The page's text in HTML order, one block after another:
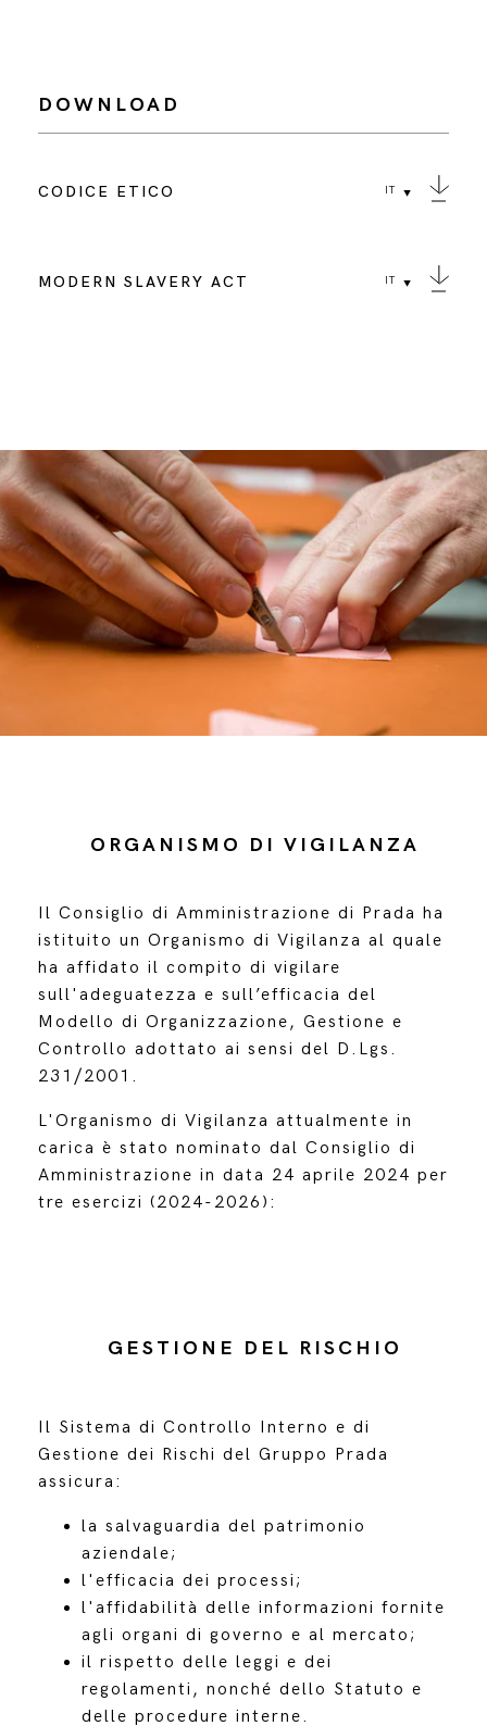
DOWNLOAD
CODICE ETICO IT
MODERN SLAVERY ACT IT
ORGANISMO DI VIGILANZA
Il Consiglio di Amministrazione di Prada ha
istituito un Organismo di Vigilanza al quale
ha affidato il compito di vigilare
sull'adeguatezza e sull’efficacia del
Modello di Organizzazione, Gestione e
Controllo adottato ai sensi del D.Lgs.
231/2001.
L'Organismo di Vigilanza attualmente in
carica è stato nominato dal Consiglio di
Amministrazione in data 24 aprile 2024 per
tre esercizi (2024-2026):
GESTIONE DEL RISCHIO
Il Sistema di Controllo Interno e di
Gestione dei Rischi del Gruppo Prada
assicura:
la salvaguardia del patrimonio
aziendale;
l'efficacia dei processi;
l'affidabilità delle informazioni fornite
agli organi di governo e al mercato;
il rispetto delle leggi e dei
regolamenti, nonché dello Statuto e
delle procedure interne.